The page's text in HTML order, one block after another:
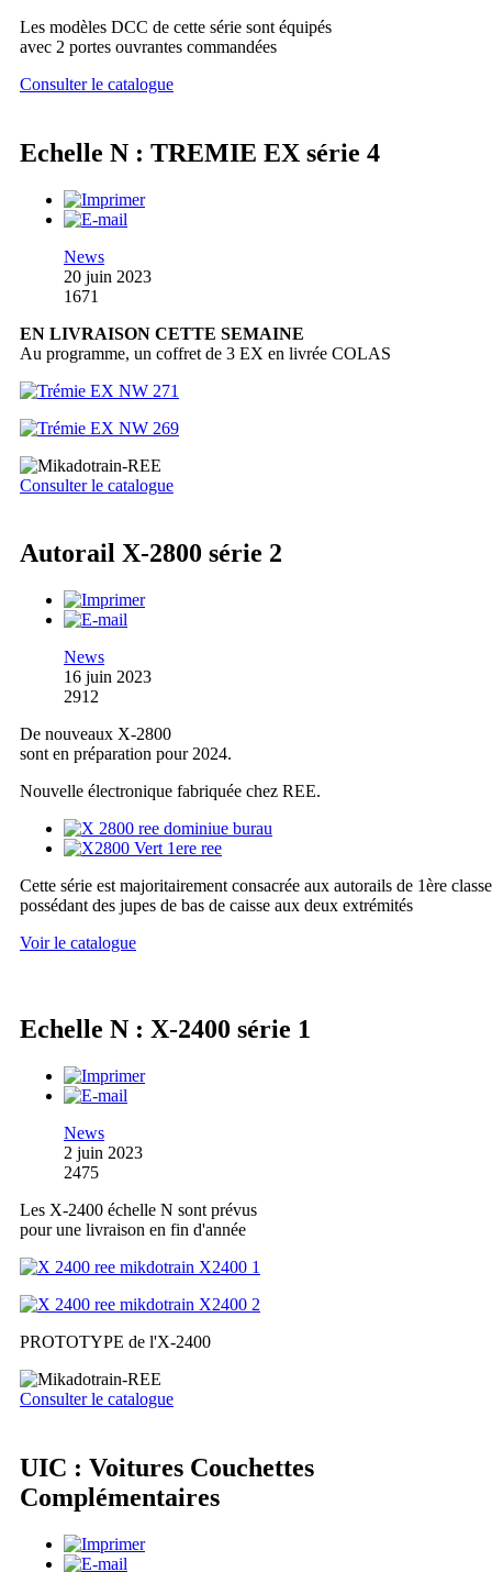
Les modèles DCC de cette série sont équipés
avec 2 portes ouvrantes commandées
Consulter le catalogue
Echelle N : TREMIE EX série 4
News
20 juin 2023
1671
EN LIVRAISON CETTE SEMAINE
Au programme, un coffret de 3 EX en livrée COLAS
Consulter le catalogue
Autorail X-2800 série 2
News
16 juin 2023
2912
De nouveaux X-2800
sont en préparation pour 2024.
Nouvelle électronique fabriquée chez REE.
Cette série est majoritairement consacrée aux autorails de 1ère classe
possédant des jupes de bas de caisse aux deux extrémités
Voir le catalogue
Echelle N : X-2400 série 1
News
2 juin 2023
2475
Les X-2400 échelle N sont prévus
pour une livraison en fin d'année
PROTOTYPE de l'X-2400
Consulter le catalogue
UIC : Voitures Couchettes
Complémentaires